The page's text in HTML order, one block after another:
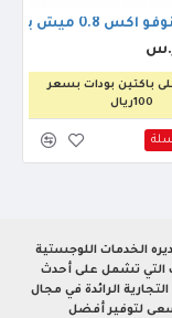
0.8 ميش بود
باكتين بودات بسعر
100ريال
الخدمات اللوجستية
التي تشمل على أحدث
الرائدة في مجال
لتوفير أفضل